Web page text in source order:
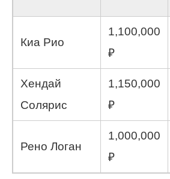
Киа Рио
1,100,000
₽
Хендай
Солярис
1,150,000
₽
Рено Логан
1,000,000
₽